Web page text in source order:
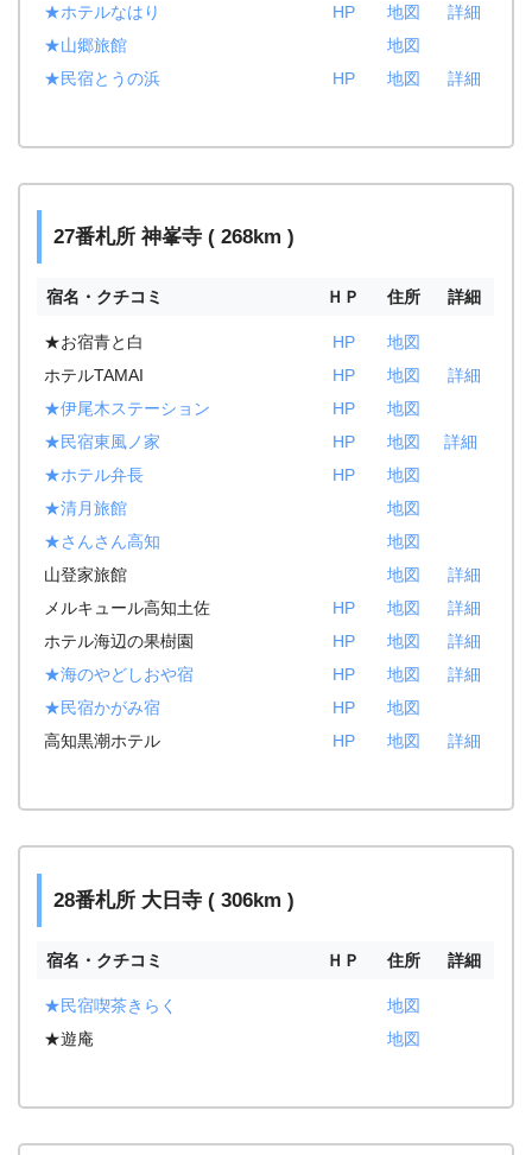
★ホテルなはり
HP 地図
詳細
★山郷旅館
地図
★民宿とうの浜
HP 地図 詳細
27番札所 神峯寺 ( 268km )
宿名・クチコミ ＨＰ 住所 詳細
★お宿青と白 HP
地図
ホテルTAMAI
HP 地図
詳細
★伊尾木ステーション
HP
地図
★民宿東風ノ家
HP 地図
詳細
★ホテル弁長
HP
地図
★清月旅館
地図
★さんさん高知
地図
山登家旅館
地図
詳細
メルキュール高知土佐
HP 地図
詳細
ホテル海辺の果樹園
HP 地図
詳細
★海のやどしおや宿
HP 地図
詳細
★民宿かがみ宿
HP
地図
高知黒潮ホテル
HP 地図 詳細
28番札所 大日寺 ( 306km )
宿名・クチコミ ＨＰ 住所 詳細
★民宿喫茶きらく
地図
★遊庵
地図